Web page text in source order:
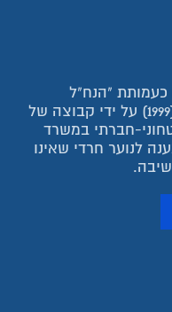
כעמותת "הנח"ל
החרדי") הוקמה בשנת התשנ"ט (1999) על ידי קבוצה של
חברתי במשרד
לנוער חרדי שאינו